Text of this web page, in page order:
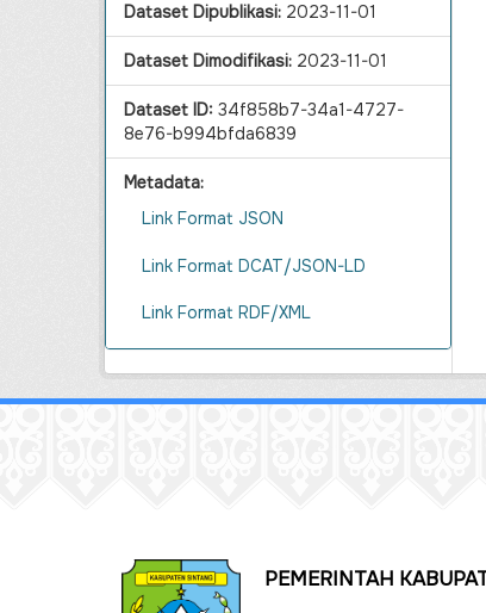
Dataset Dipublikasi: 2023-11-01
Dataset Dimodifikasi: 2023-11-01
Dataset ID: 34f858b7-34a1-4727-
8e76-b994bfda6839
Metadata:
Link Format JSON
Link Format DCAT/JSON-LD
Link Format RDF/XML
PEMERINTAH